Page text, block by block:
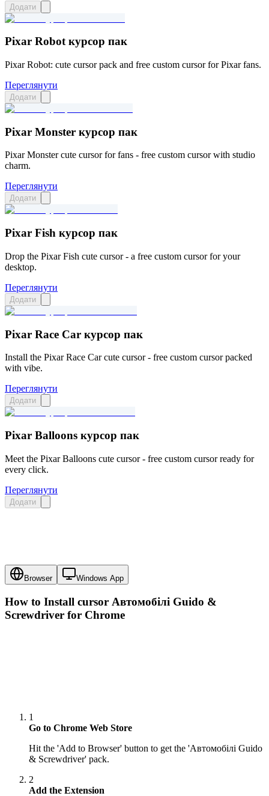
Додати
Pixar Robot курсор пак
Pixar Robot: cute cursor pack and free custom cursor for Pixar fans.
Переглянути
Додати
Pixar Monster курсор пак
Pixar Monster cute cursor for fans - free custom cursor with studio
charm.
Переглянути
Додати
Pixar Fish курсор пак
Drop the Pixar Fish cute cursor - a free custom cursor for your
desktop.
Переглянути
Додати
Pixar Race Car курсор пак
Install the Pixar Race Car cute cursor - free custom cursor packed
with vibe.
Переглянути
Додати
Pixar Balloons курсор пак
Meet the Pixar Balloons cute cursor - free custom cursor ready for
every click.
Переглянути
Додати
Browser Windows App
How to Install cursor Автомобілі Guido &
Screwdriver for Chrome
1
Go to Chrome Web Store
Hit the 'Add to Browser' button to get the 'Автомобілі Guido
& Screwdriver' pack.
2
Add the Extension